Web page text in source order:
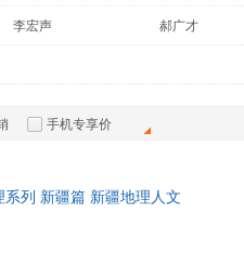
家居日用
箱包皮具
汽车用品
李宏声
郝广才
手机专享价
列 新疆篇 新疆地理人文